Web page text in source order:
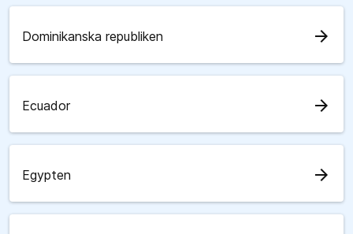
Dominikanska republiken arrow_forward
Ecuador arrow_forward
Egypten arrow_forward